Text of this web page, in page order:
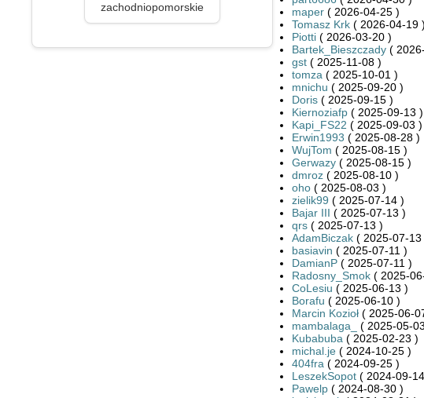
zachodniopomorskie
maper( 2026-04-25 )
Tomasz Krk( 2026-04-19 )
Piotti( 2026-03-20 )
Bartek_Bieszczady(
gst( 2025-11-08 )
tomza ( 2025-10-01 )
mnichu ( 2025-09-20 )
Doris( 2025-09-15 )
Kiernoziafp( 2025-09-13 )
Kapi_FS22 ( 2025-09-03 )
Erwin1993 ( 2025-08-28 )
WujTom ( 2025-08-15 )
Gerwazy( 2025-08-15 )
dmroz( 2025-08-10 )
oho( 2025-08-03 )
zielik99 ( 2025-07-14 )
Bajar III ( 2025-07-13 )
qrs( 2025-07-13 )
AdamBiczak( 2025-07-13
basiavin ( 2025-07-11 )
DamianP( 2025-07-11 )
Radosny_Smok( 2025-
CoLesiu ( 2025-06-13 )
Borafu ( 2025-06-10 )
Marcin Kozioł( 2025-06-
mambalaga_
( 2025-05-
Kubabuba ( 2025-02-23 )
michal.je( 2024-10-25 )
404fra ( 2024-09-25 )
LeszekSopot( 2024-09-
Pawelp( 2024-08-30 )